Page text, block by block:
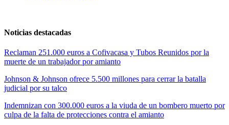
Noticias destacadas
Reclaman 251.000 euros a Cofivacasa y Tubos Reunidos por la
muerte de un trabajador por amianto
Johnson & Johnson ofrece 5.500 millones para cerrar la batalla
judicial por su talco
Indemnizan con 300.000 euros a la viuda de un bombero muerto por
culpa de la falta de protecciones contra el amianto